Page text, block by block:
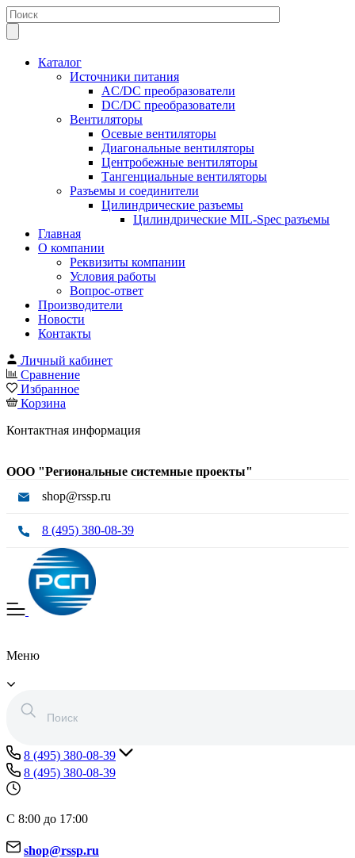
Каталог
Источники питания
AC/DC преобразователи
DC/DC преобразователи
Вентиляторы
Осевые вентиляторы
Диагональные вентиляторы
Центробежные вентиляторы
Тангенциальные вентиляторы
Разъемы и соединители
Цилиндрические разъемы
Цилиндрические MIL-Spec разъемы
Главная
О компании
Реквизиты компании
Условия работы
Вопрос-ответ
Производители
Новости
Контакты
Личный кабинет
Сравнение
Избранное
Корзина
Контактная информация
ООО "Региональные системные проекты"
shop@rssp.ru
8 (495) 380-08-39
Меню
8 (495) 380-08-39
8 (495) 380-08-39
С 8:00 до 17:00
shop@rssp.ru